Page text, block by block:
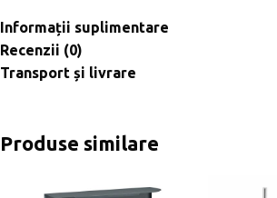
Informații suplimentare
Recenzii (0)
Transport și livrare
Produse similare